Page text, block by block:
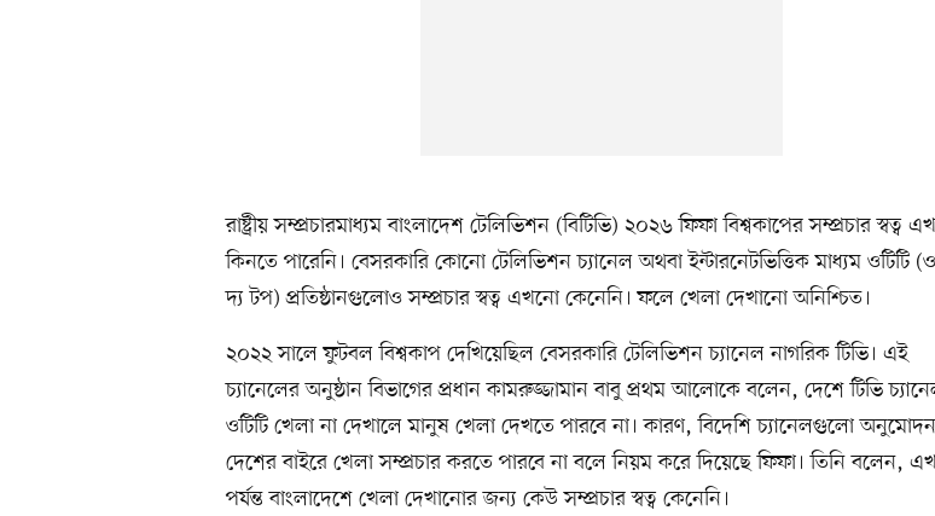
রাষ্ট্রীয় সম্প্রচারমাধ্যম বাংলাদেশ টেলিভিশন (বিটিভি) ২০২৬ ফিফা বিশ্বকাপের সম্প্রচার স্বত্ব
কিনতে পারেনি। বেসরকারি কোনো টেলিভিশন চ্যানেল অথবা ইন্টারনেটভিত্তিক মাধ্যম ওটিটি
দ্য টপ) প্রতিষ্ঠানগুলোও সম্প্রচার স্বত্ব এখনো কেনেনি। ফলে খেলা দেখানো অনিশ্চিত।
২০২২ সালে ফুটবল বিশ্বকাপ দেখিয়েছিল বেসরকারি টেলিভিশন চ্যানেল নাগরিক টিভি। এই
চ্যানেলের অনুষ্ঠান বিভাগের প্রধান কামরুজ্জামান বাবু প্রথম আলোকে বলেন, দেশে টিভি
ওটিটি খেলা না দেখালে মানুষ খেলা দেখতে পারবে না। কারণ, বিদেশি চ্যানেলগুলো
দেশের বাইরে খেলা সম্প্রচার করতে পারবে না বলে নিয়ম করে দিয়েছে ফিফা। তিনি বলেন,
পর্যন্ত বাংলাদেশে খেলা দেখানোর জন্য কেউ সম্প্রচার স্বত্ব কেনেনি।